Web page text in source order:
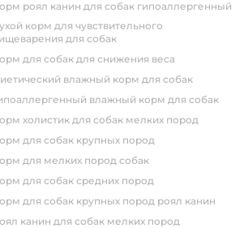
корм роял канин для собак гипоаллергенный
для собак
корм для собак для снижения веса
диетический влажный корм для собак
влажный корм для собак
корм холистик для собак мелких пород
корм для собак крупных пород
корм для мелких пород собак
корм для собак средних пород
корм для собак крупных пород роял канин
роял канин для собак мелких пород